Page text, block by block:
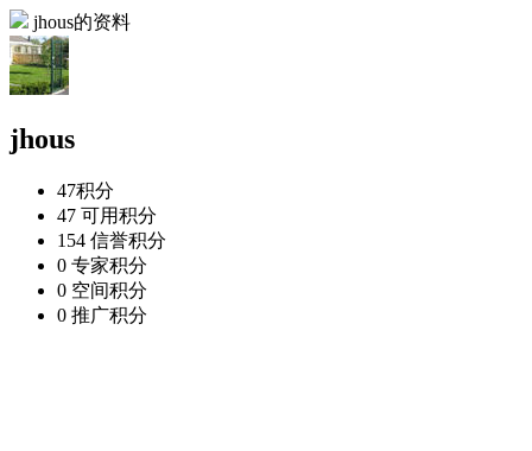
jhous的资料
jhous
47积分
47 可用积分
154 信誉积分
0 专家积分
0 空间积分
0 推广积分